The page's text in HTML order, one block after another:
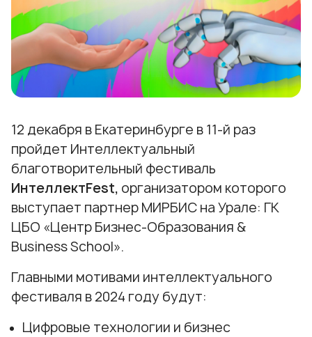
12 декабря в Екатеринбурге в 11-й раз
пройдет Интеллектуальный
благотворительный фестиваль
ИнтеллектFest, организатором которого
выступает партнер МИРБИС на Урале: ГК
ЦБО «Центр Бизнес-Образования &
Business School».
Главными мотивами интеллектуального
фестиваля в 2024 году будут:
Цифровые технологии и бизнес